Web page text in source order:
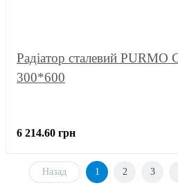
Радіатор сталевий PURMO
300*600
6 214.60 грн
Назад 1 2 3